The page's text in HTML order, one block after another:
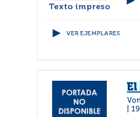
Texto impreso
VER EJEMPLARES